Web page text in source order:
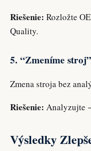
Riešenie: Rozložte
Quality.
5. “Zmeníme stroj”
Zmena stroja bez
Riešenie: Analyzujte
Výsledky